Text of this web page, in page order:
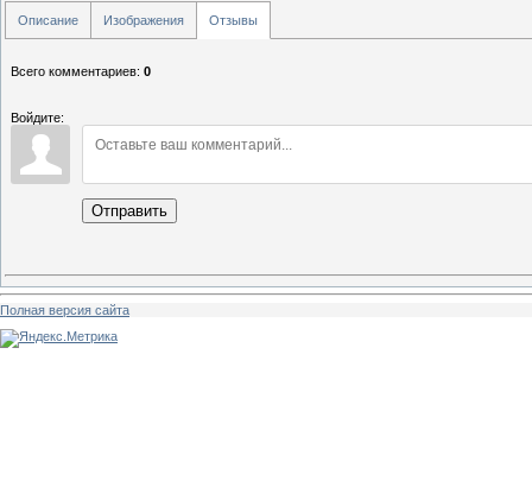
Описание Изображения Отзывы
Всего комментариев: 0
Войдите:
Отправить
Полная версия сайта